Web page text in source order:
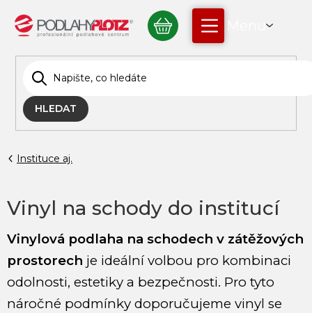
obsah
HLEDAT
NÁKUPNÍ
KOŠÍK
Instituce aj.
Vinyl na schody do institucí
Vinylová podlaha na schodech v zátěžových
prostorech je ideální volbou pro kombinaci
odolnosti, estetiky a bezpečnosti. Pro tyto
náročné podmínky doporučujeme vinyl se